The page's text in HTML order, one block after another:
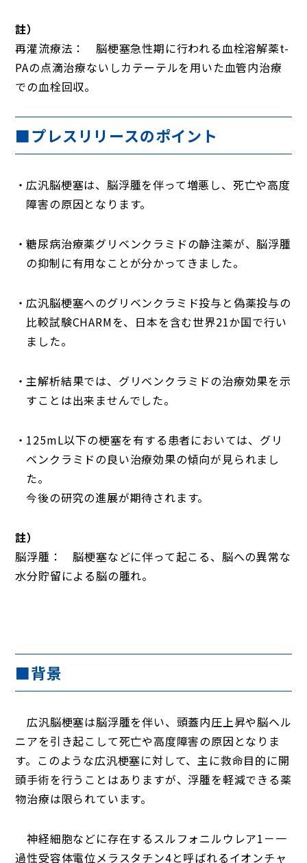
註）
再灌流療法： 脳梗塞急性期に行われる血栓溶解薬t-
PAの点滴治療ないしカテーテルを用いた血管内治療
での血栓回収。
■プレスリリースのポイント
広汎脳梗塞は、脳浮腫を伴って増悪し、死亡や高度
障害の原因となります。
糖尿病治療薬グリベンクラミドの静注薬が、脳浮腫
の抑制に有用なことが分かってきました。
広汎脳梗塞へのグリベンクラミド投与と偽薬投与の
比較試験CHARMを、日本を含む世界21か国で行い
ました。
主解析結果では、グリベンクラミドの治療効果を示
すことは出来ませんでした。
125mL以下の梗塞を有する患者においては、グリ
ベンクラミドの良い治療効果の傾向が見られまし
た。
今後の研究の進展が期待されます。
註）
脳浮腫： 脳梗塞などに伴って起こる、脳への異常な
水分貯留による脳の腫れ。
■背景
広汎脳梗塞は脳浮腫を伴い、頭蓋内圧上昇や脳ヘル
ニアを引き起こして死亡や高度障害の原因となりま
す。このような広汎梗塞に対して、主に救命目的に開
頭手術を行うことはありますが、浮腫を軽減できる薬
物治療は限られています。
神経細胞などに存在するスルフォニルウレア1－一
過性受容体電位メラスタチン4と呼ばれるイオンチャ